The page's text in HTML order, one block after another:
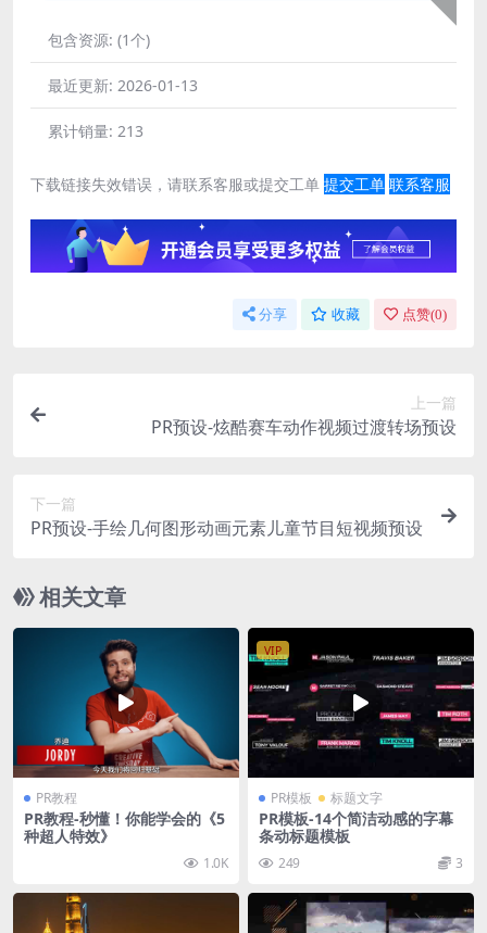
包含资源: (1个)
最近更新: 2026-01-13
累计销量: 213
下载链接失效错误，请联系客服或提交工单 提交工单 联系客服
分享 收藏 点赞(0)
上一篇
PR预设-炫酷赛车动作视频过渡转场预设
下一篇
PR预设-手绘几何图形动画元素儿童节目短视频预设
相关文章
PR教程
PR教程-秒懂！你能学会的《5
种超人特效》
1.0K
VIP
PR模板 标题文字
PR模板-14个简洁动感的字幕
条动标题模板
249 3